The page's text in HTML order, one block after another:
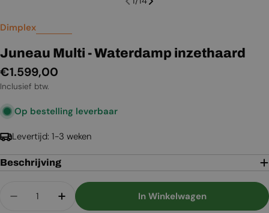
Dimplex
Juneau Multi - Waterdamp inzethaard
Normale
prijs
€1.599,00
Inclusief btw.
Op bestelling leverbaar
Levertijd: 1-3 weken
Beschrijving
Aantal Verlagen Voor Juneau Multi -
Aantal Verhogen Voor Juneau Multi -
In Winkelwagen